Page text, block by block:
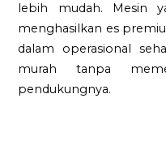
lebih mudah. Mesin
menghasilkan es
dalam operasional
murah tanpa
pendukungnya.